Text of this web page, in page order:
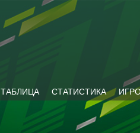
ТАБЛИЦА СТАТИСТИКА